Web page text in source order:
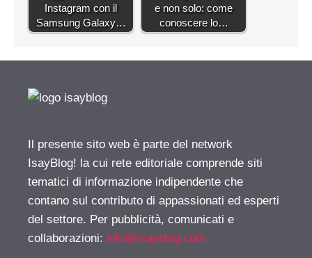
Instagram con il
Samsung Galaxy…
e non solo: come
conoscere lo…
Il presente sito web è parte del network
IsayBlog! la cui rete editoriale comprende siti
tematici di informazione indipendente che
contano sul contributo di appassionati ed esperti
del settore. Per pubblicità, comunicati e
collaborazioni: info@isayblog.com